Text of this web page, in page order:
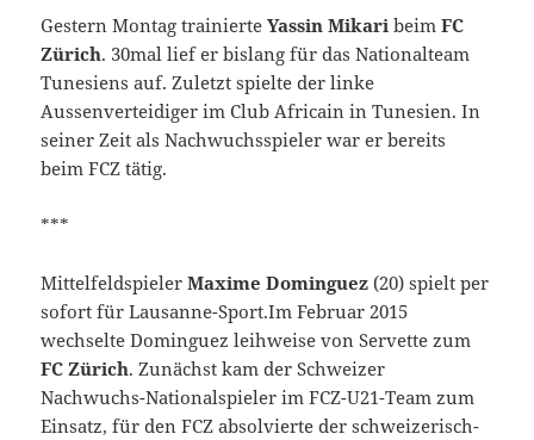
Gestern Montag trainierteYassin MikaribeimFC
Zürich. 30mal lief er bislang für das Nationalteam
Tunesiens auf. Zuletzt spielte der linke
Aussenverteidiger im Club Africain in Tunesien. In
seiner Zeit als Nachwuchsspieler war er bereits
beim FCZ tätig.
***
MittelfeldspielerMaxime Dominguez (20) spielt per
sofort für Lausanne-Sport.Im Februar 2015
wechselte Dominguez leihweise von Servette zum
FC Zürich. Zunächst kam der Schweizer
Nachwuchs-Nationalspieler im FCZ-U21-Team zum
Einsatz, für den FCZ absolvierte der schweizerisch-